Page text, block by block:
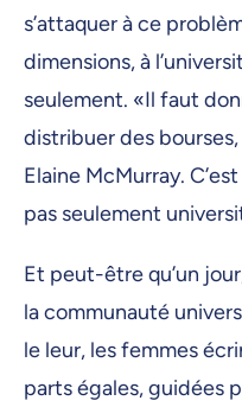
s’attaquer à ce
dimensions, à
seulement. «Il faut
distribuer des
Elaine McMurray.
pas seulement
Et peut-être qu’un
la communauté
le leur, les femmes
parts égales, guidées